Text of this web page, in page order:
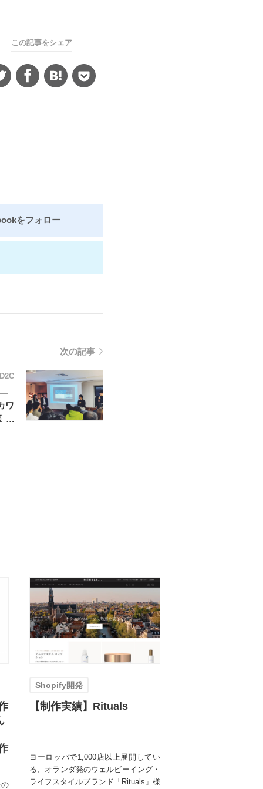
この記事をシェア
をフォロー
次の記事
D2C
—
ワ
Shopify開発
【制作実績】Rituals
ヨーロッパで1,000店以上展開してい
る、オランダ発のウェルビーイング・
ライフスタイルブランド「Rituals」様